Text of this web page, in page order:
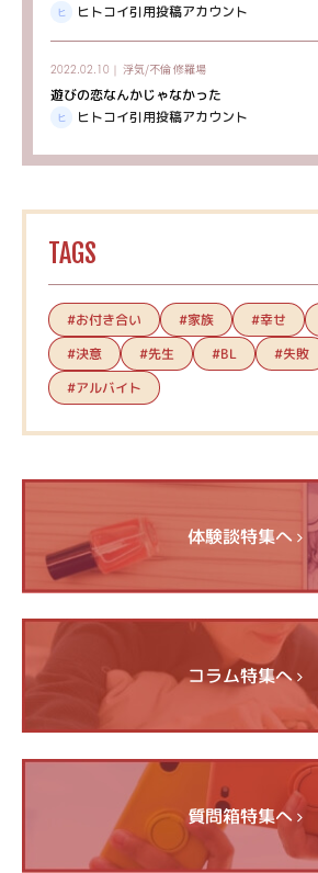
ヒトコイ引用投稿アカウント
2022.02.10｜ 浮気/不倫修羅場
遊びの恋なんかじゃなかった
ヒトコイ引用投稿アカウント
TAGS
#お付き合い #家族 #幸せ
#決意
#先生 #BL #失敗
#アルバイト
体験談特集へ
コラム特集へ
質問箱特集へ